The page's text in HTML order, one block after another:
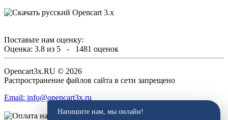
Поставьте нам оценку:
Оценка: 3.8 из 5 - 1481 оценок
Opencart3x.RU © 2026
Распространение файлов сайта в сети запрещено
Email: info@opencart3x.ru
Напишите нам, мы онлайн!